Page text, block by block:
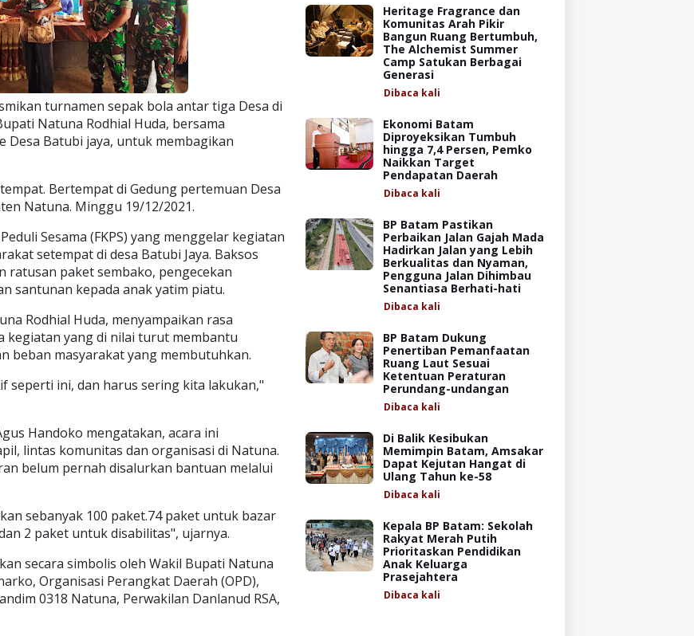
turnamen sepak bola antar tiga Desa di
Natuna Rodhial Huda, bersama
Batubi jaya, untuk membagikan
Bertempat di Gedung pertemuan Desa
Natuna. Minggu 19/12/2021.
Sesama (FKPS) yang menggelar kegiatan
setempat di desa Batubi Jaya. Baksos
ratusan paket sembako, pengecekan
santunan kepada anak yatim piatu.
Rodhial Huda, menyampaikan rasa
kegiatan yang di nilai turut membantu
beban masyarakat yang membutuhkan.
seperti ini, dan harus sering kita lakukan,"
Handoko mengatakan, acara ini
lintas komunitas dan organisasi di Natuna.
belum pernah disalurkan bantuan melalui
sebanyak 100 paket.74 paket untuk bazar
2 paket untuk disabilitas", ujarnya.
secara simbolis oleh Wakil Bupati Natuna
Organisasi Perangkat Daerah (OPD),
0318 Natuna, Perwakilan Danlanud RSA,
Heritage Fragrance dan
Komunitas Arah Pikir
Bangun Ruang Bertumbuh,
The Alchemist Summer
Camp Satukan Berbagai
Generasi
Dibaca kali
Ekonomi Batam
Diproyeksikan Tumbuh
hingga 7,4 Persen, Pemko
Naikkan Target
Pendapatan Daerah
Dibaca kali
BP Batam Pastikan
Perbaikan Jalan Gajah Mada
Hadirkan Jalan yang Lebih
Berkualitas dan Nyaman,
Pengguna Jalan Dihimbau
Senantiasa Berhati-hati
Dibaca kali
BP Batam Dukung
Penertiban Pemanfaatan
Ruang Laut Sesuai
Ketentuan Peraturan
Perundang-undangan
Dibaca kali
Di Balik Kesibukan
Memimpin Batam, Amsakar
Dapat Kejutan Hangat di
Ulang Tahun ke-58
Dibaca kali
Kepala BP Batam: Sekolah
Rakyat Merah Putih
Prioritaskan Pendidikan
Anak Keluarga
Prasejahtera
Dibaca kali